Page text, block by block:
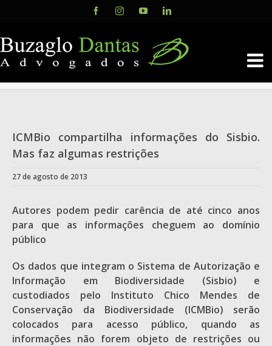
content
FacebookInstagramYouTubeLinkedIn
ICMBio compartilha informações do Sisbio.
Mas faz algumas restrições
27 de agosto de 2013
Autores podem pedir carência de até cinco anos
para que as informações cheguem ao domínio
público
Os dados que integram o Sistema de Autorização e
Informação em Biodiversidade (Sisbio) e
custodiados pelo Instituto Chico Mendes de
Conservação da Biodiversidade (ICMBio) serão
colocados para acesso público, quando as
informações não forem objeto de restrições ou